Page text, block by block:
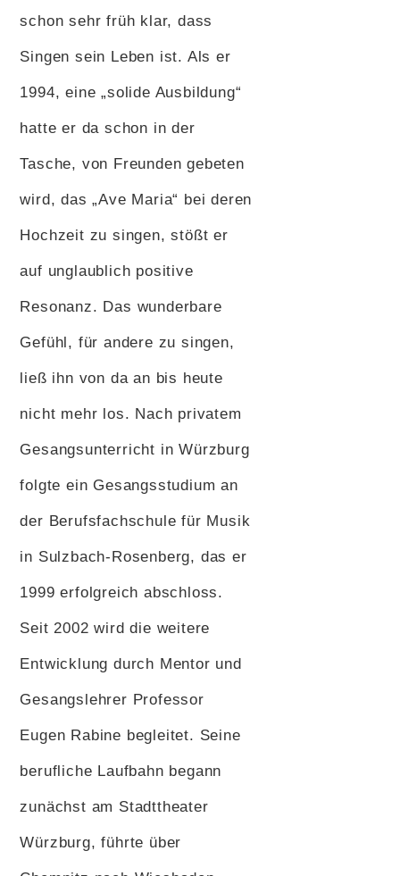
schon sehr früh klar, dass
Singen sein Leben ist. Als er
1994, eine „solide Ausbildung“
hatte er da schon in der
Tasche, von Freunden gebeten
wird, das „Ave Maria“ bei deren
Hochzeit zu singen, stößt er
auf unglaublich positive
Resonanz. Das wunderbare
Gefühl, für andere zu singen,
ließ ihn von da an bis heute
nicht mehr los. Nach privatem
Gesangsunterricht in Würzburg
folgte ein Gesangsstudium an
der Berufsfachschule für Musik
in Sulzbach-Rosenberg, das er
1999 erfolgreich abschloss.
Seit 2002 wird die weitere
Entwicklung durch Mentor und
Gesangslehrer Professor
Eugen Rabine begleitet. Seine
berufliche Laufbahn begann
zunächst am Stadttheater
Würzburg, führte über